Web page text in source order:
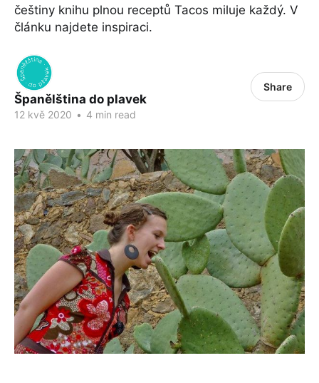
češtiny knihu plnou receptů Tacos miluje každý. V
článku najdete inspiraci.
Španělština do plavek
12 kvě 2020 • 4 min read
Share